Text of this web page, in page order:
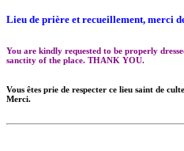
Lieu de prière et recueillement, merci
You are kindly requested to be properly
sanctity of the place. THANK YOU.
Vous êtes prie de respecter ce lieu saint de
Merci.